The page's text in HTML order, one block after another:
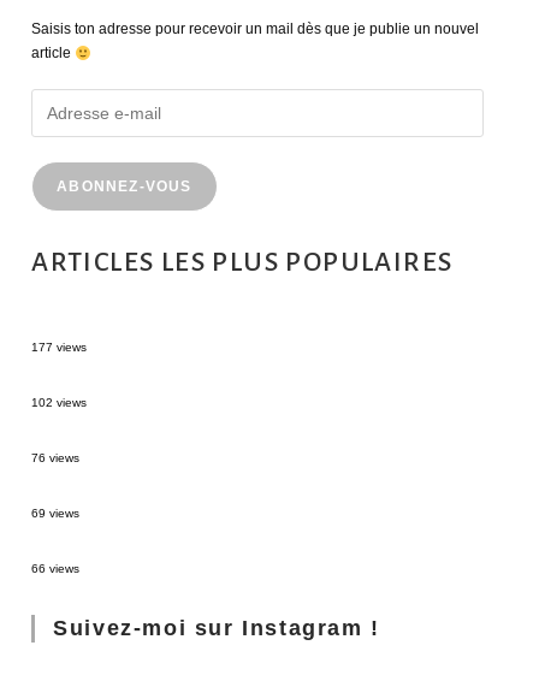
Saisis ton adresse pour recevoir un mail dès que je publie un nouvel
article
ABONNEZ-VOUS
ARTICLES LES PLUS POPULAIRES
177 views
102 views
76 views
69 views
66 views
Suivez-moi sur Instagram !